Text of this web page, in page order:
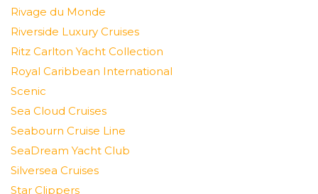
Rivage du Monde
Riverside Luxury Cruises
Ritz Carlton Yacht Collection
Royal Caribbean International
Scenic
Sea Cloud Cruises
Seabourn Cruise Line
SeaDream Yacht Club
Silversea Cruises
Star Clippers